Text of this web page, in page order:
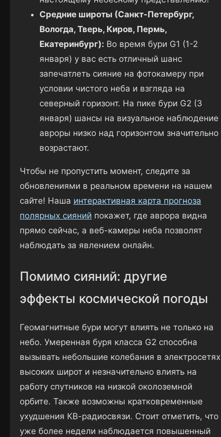
Средние широты (Санкт-Петербург,
Вологда, Тверь, Киров, Пермь,
Екатеринбург): Во время бури G1 (1-2
января) у вас есть отличный шанс
запечатлеть сияние на фотокамеру при
условии чистого неба и взгляда на
северный горизонт. На пике бури G2 (3
января) шансы на визуальное наблюдение
авроры низко над горизонтом значительно
возрастают.
Чтобы не пропустить момент, следите за
обновлениями в реальном времени на нашем
сайте! Наша интерактивная карта прогноза
полярных сияний покажет, где аврора видна
прямо сейчас, а веб-камеры неба позволят
наблюдать за явлением онлайн.
Помимо сияний: другие
эффекты космической погоды
Геомагнитные бури могут влиять не только на
небо. Умеренная буря класса G2 способна
вызывать небольшие колебания в электросетях
высоких широт и незначительно влиять на
работу спутников на низкой околоземной
орбите. Также возможны кратковременные
ухудшения КВ-радиосвязи. Стоит отметить, что
уже более недели наблюдается повышенный